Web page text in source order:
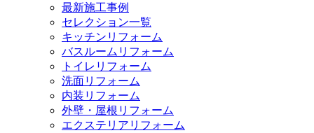
最新施工事例
セレクション一覧
キッチンリフォーム
バスルームリフォーム
トイレリフォーム
洗面リフォーム
内装リフォーム
外壁・屋根リフォーム
エクステリアリフォーム